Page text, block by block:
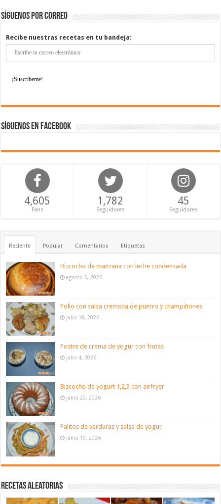
Síguenos por correo
Recibe nuestras recetas en tu bandeja:
Síguenos en Facebook
4,605
Fans
1,782
Seguidores
45
Seguidores
Reciente Popular Comentarios Etiquetas
Bizcocho de manzana con leche condensada
agosto 5, 2026
Pollo con salsa cremosa de puerro y champiñones
julio 18, 2026
Postre de crema de yogur con frutas
julio 4, 2026
Bizcocho de yogurt 1,2,3 con airfryer
junio 20, 2026
Palitos de verduras y salsa de yogur
junio 10, 2026
Recetas aleatorias